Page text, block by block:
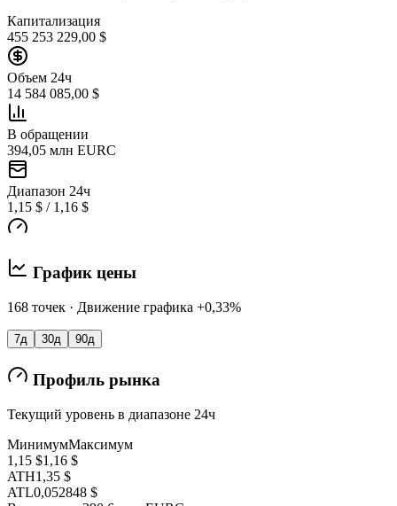
Капитализация
455 253 229,00 $
Объем 24ч
14 584 085,00 $
В обращении
394,05 млн EURC
Диапазон 24ч
1,15 $ / 1,16 $
График цены
168 точек · Движение графика +0,33%
7д 30д 90д
Профиль рынка
Текущий уровень в диапазоне 24ч
МинимумМаксимум
1,15 $1,16 $
ATH1,35 $
ATL0,052848 $